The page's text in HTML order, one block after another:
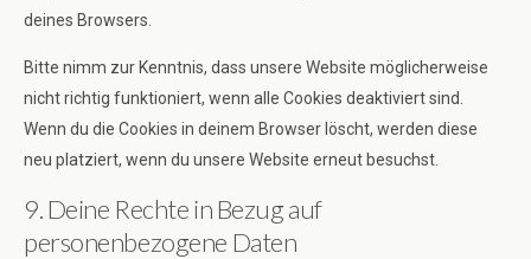
deines Browsers.
Bitte nimm zur Kenntnis, dass unsere Website möglicherweise
nicht richtig funktioniert, wenn alle Cookies deaktiviert sind.
Wenn du die Cookies in deinem Browser löscht, werden diese
neu platziert, wenn du unsere Website erneut besuchst.
9. Deine Rechte in Bezug auf
personenbezogene Daten